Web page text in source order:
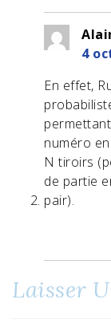
4
En effet,
numéro
N tiroirs
de partie
pair).
Laisser